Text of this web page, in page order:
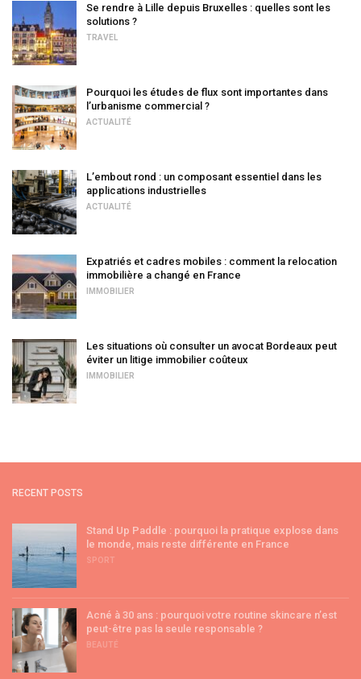
Se rendre à Lille depuis Bruxelles : quelles sont les
solutions ?
TRAVEL
Pourquoi les études de flux sont importantes dans
l’urbanisme commercial ?
ACTUALITÉ
L’embout rond : un composant essentiel dans les
applications industrielles
ACTUALITÉ
Expatriés et cadres mobiles : comment la relocation
immobilière a changé en France
IMMOBILIER
Les situations où consulter un avocat Bordeaux peut
éviter un litige immobilier coûteux
IMMOBILIER
RECENT POSTS
Stand Up Paddle : pourquoi la pratique explose dans
le monde, mais reste différente en France
SPORT
Acné à 30 ans : pourquoi votre routine skincare n’est
peut-être pas la seule responsable ?
BEAUTÉ